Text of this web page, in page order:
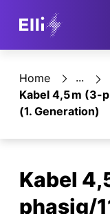
Home
Kabel 4,5 m (3-
(1. Generation)
Kabel
phasig/